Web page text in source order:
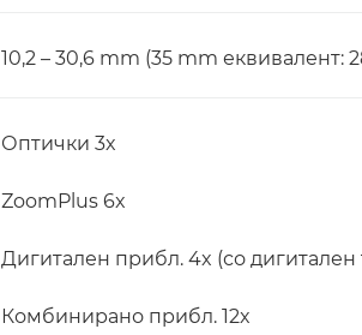
10,2 – 30,6 mm (35 mm еквивалент:
Оптички 3x
ZoomPlus 6x
Дигитален прибл. 4x (со дигитален
Комбинирано прибл. 12x